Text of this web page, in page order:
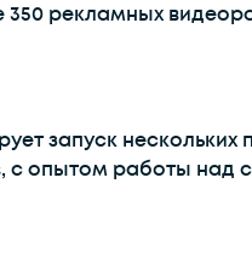
350 рекламных
запуск
с опытом работы над